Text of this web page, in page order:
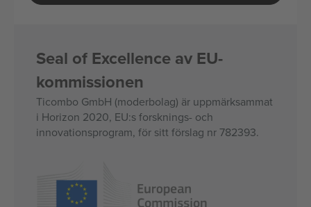
Seal of Excellence av EU-
kommissionen
Ticombo GmbH (moderbolag) är uppmärksammat
i Horizon 2020, EU:s forsknings- och
innovationsprogram, för sitt förslag nr 782393.